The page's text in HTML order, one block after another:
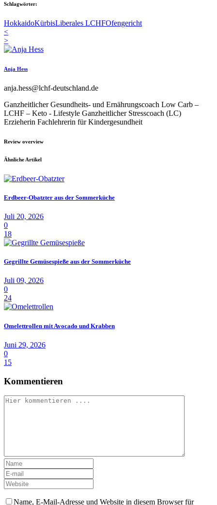
Schlagwörter:
HokkaidoKürbisLiberales LCHFOfengericht
<
>
Anja Hess
anja.hess@lchf-deutschland.de
Ganzheitlicher Gesundheits- und Ernährungscoach Low Carb –
LCHF – Keto - Lifestyle Ganzheitlicher Stresscoach (LC)
Erzieherin Fachlehrerin für Kindergesundheit
Review overview
Ähnliche Artikel
Erdbeer-Obatzter aus der Sommerküche
Juli 20, 2026
0
18
Gegrillte Gemüsespieße aus der Sommerküche
Juli 09, 2026
0
24
Omelettrollen mit Avocado und Krabben
Juni 29, 2026
0
15
Kommentieren
Name, E-Mail-Adresse und Website in diesem Browser für